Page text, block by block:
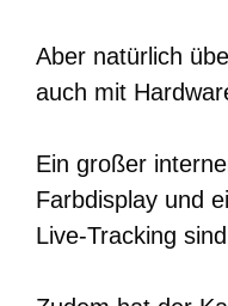
Aber natürlich
auch mit
Ein großer
Farbdisplay und
Live-Tracking